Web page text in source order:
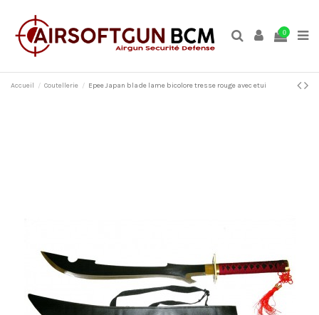
0
Accueil Coutellerie Epee Japan blade lame bicolore tresse rouge avec etui